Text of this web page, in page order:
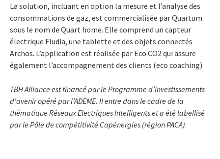
La solution, incluant en option la mesure et l’analyse des
consommations de gaz, est commercialisée par Quartum
sous le nom de Quart home. Elle comprend un capteur
électrique Fludia, une tablette et des objets connectés
Archos. L’application est réalisée par Eco CO2 qui assure
également l’accompagnement des clients (eco coaching).
TBH Alliance est financé par le Programme d’investissements
d'avenir opéré par l’ADEME. Il entre dans le cadre de la
thématique Réseaux Electriques Intelligents et a été labellisé
par le Pôle de compétitivité Capénergies (région PACA).